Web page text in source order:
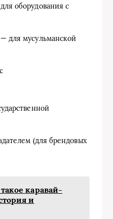
оборудования с
для мусульманской
(для брендовых
каравай-
и